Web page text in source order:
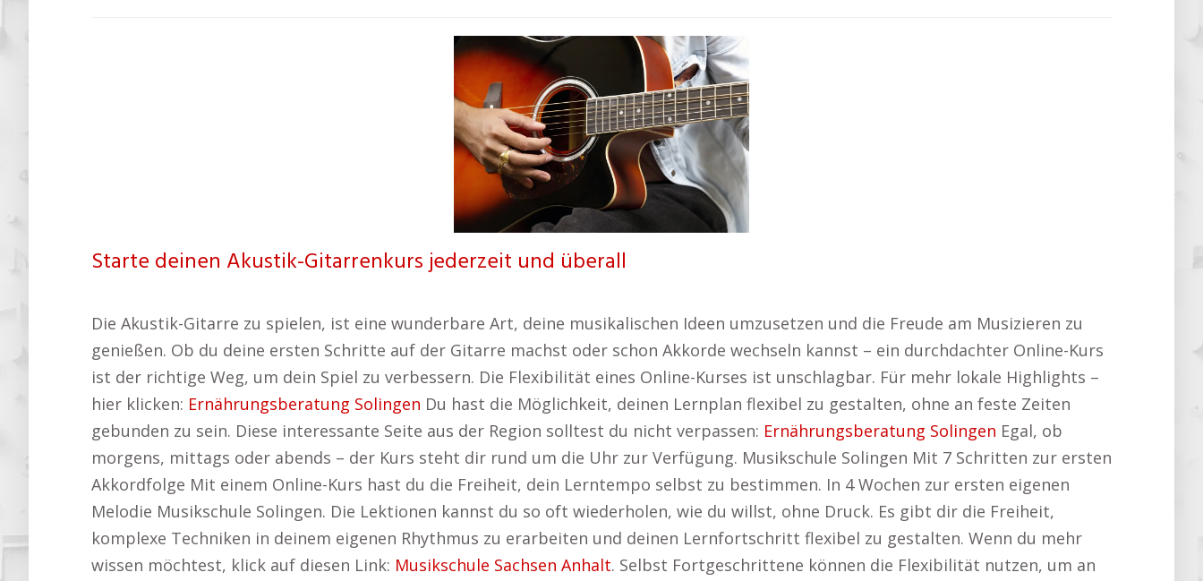
Starte deinen Akustik-Gitarrenkurs jederzeit und überall
Die Akustik-Gitarre zu spielen, ist eine wunderbare Art, deine musikalischen Ideen umzusetzen und die Freude am Musizieren zu
genießen. Ob du deine ersten Schritte auf der Gitarre machst oder schon Akkorde wechseln kannst – ein durchdachter Online-Kurs
ist der richtige Weg, um dein Spiel zu verbessern. Die Flexibilität eines Online-Kurses ist unschlagbar. Für mehr lokale Highlights –
hier klicken: Ernährungsberatung Solingen Du hast die Möglichkeit, deinen Lernplan flexibel zu gestalten, ohne an feste Zeiten
gebunden zu sein. Diese interessante Seite aus der Region solltest du nicht verpassen: Ernährungsberatung Solingen Egal, ob
morgens, mittags oder abends – der Kurs steht dir rund um die Uhr zur Verfügung. Musikschule Solingen Mit 7 Schritten zur ersten
Akkordfolge Mit einem Online-Kurs hast du die Freiheit, dein Lerntempo selbst zu bestimmen. In 4 Wochen zur ersten eigenen
Melodie Musikschule Solingen. Die Lektionen kannst du so oft wiederholen, wie du willst, ohne Druck. Es gibt dir die Freiheit,
komplexe Techniken in deinem eigenen Rhythmus zu erarbeiten und deinen Lernfortschritt flexibel zu gestalten. Wenn du mehr
wissen möchtest, klick auf diesen Link: Musikschule Sachsen Anhalt. Selbst Fortgeschrittene können die Flexibilität nutzen, um an